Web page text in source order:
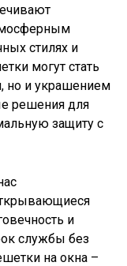
стилях и
могут стать
но и украшением
решения для
защиту с
и
службы без
на окна –